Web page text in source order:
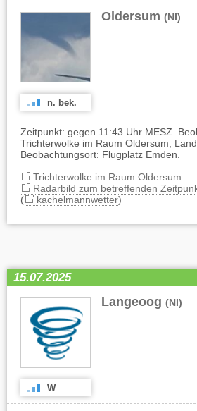
Oldersum (NI)
n. bek.
Zeitpunkt: gegen 11:43 Uhr MESZ.
Trichterwolke im Raum Oldersum,
Beobachtungsort: Flugplatz Emden.
Trichterwolke im Raum Oldersum
Radarbild zum betreffenden
(
kachelmannwetter)
15.07.2025
Langeoog (NI)
W